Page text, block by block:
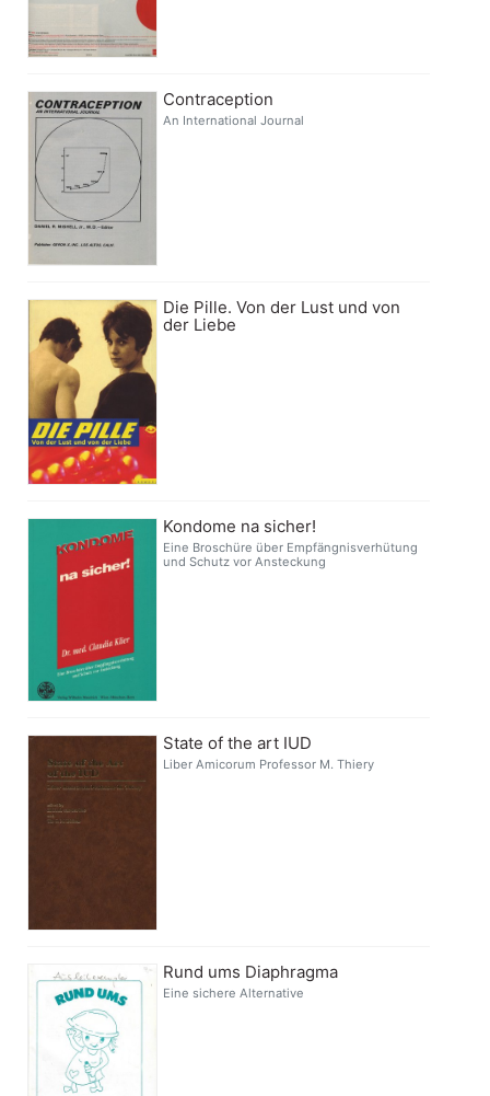
Contraception
An International Journal
Die Pille. Von der Lust und von
der Liebe
Kondome na sicher!
Eine Broschüre über Empfängnisverhütung
und Schutz vor Ansteckung
State of the art IUD
Liber Amicorum Professor M. Thiery
Rund ums Diaphragma
Eine sichere Alternative